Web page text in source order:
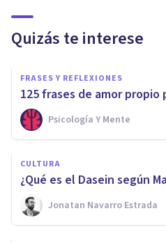
Quizás te interese
FRASES Y REFLEXIONES
125 frases de amor propio
Psicología Y Mente
CULTURA
¿Qué es el Dasein según
Jonatan Navarro Estrada